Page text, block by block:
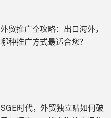
外贸推广全攻略：出口海外，
哪种推广方式最适合您？
SGE时代，外贸独立站如何破